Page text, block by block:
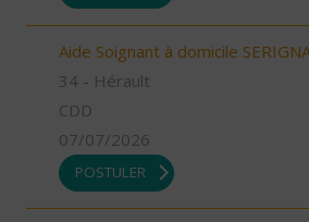
Aide Soignant à domicile
34 - Hérault
CDD
07/07/2026
POSTULER